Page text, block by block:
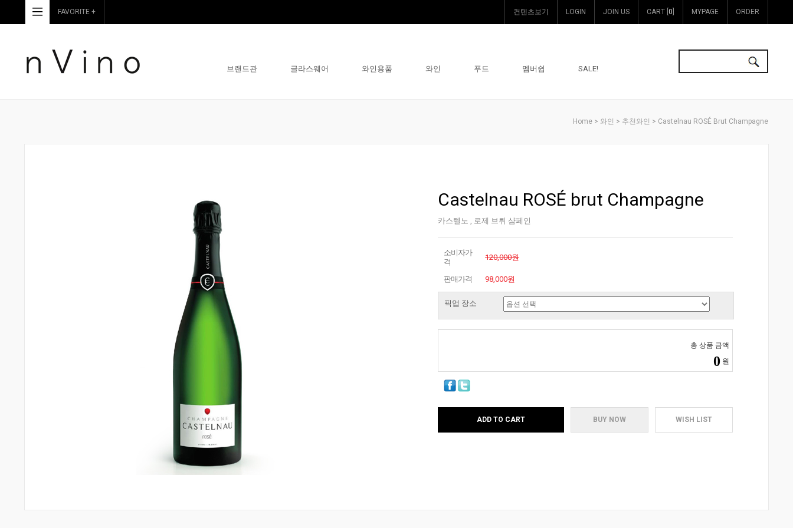
FAVORITE + 컨텐츠보기 LOGIN JOIN US CART [ 0 MYPAGE ORDER
브랜드관 글라스웨어 와인용품 와인 푸드 멤버쉽 SALE!
Home > 와인 > 추천와인 > Castelnau ROSÉ Brut Champagne
Castelnau ROSÉ brut Champagne
카스텔노 , 로제 브뤼 샴페인
소비자가
격
120,000원
판매가격 98,000원
픽업 장소
총 상품 금액
0 원
ADD TO CART BUY NOW WISH LIST